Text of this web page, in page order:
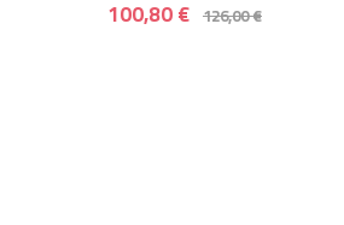
100,80 € 126,00 €